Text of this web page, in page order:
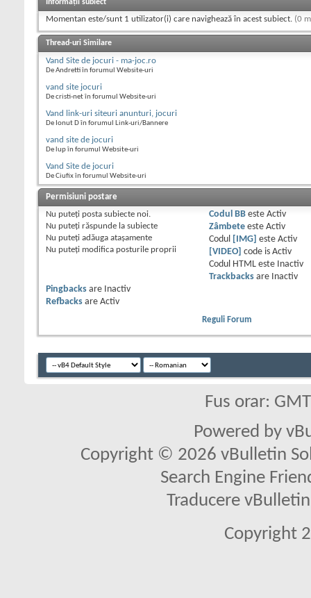
Informații subiect
Momentan este/sunt 1 utilizator(i) care navighează în acest subiect. (0
Thread-uri Similare
Vand Site de jocuri - ma-joc.ro
De Andretti în forumul Website-uri
vand site jocuri
De cristi-net în forumul Website-uri
Vand link-uri siteuri anunturi, jocuri
De Ionut D în forumul Link-uri/Bannere
vand site de jocuri
De lup în forumul Website-uri
Vand Site de jocuri
De Ciufix în forumul Website-uri
Permisiuni postare
Nu puteţi posta subiecte noi.
Nu puteţi răspunde la subiecte
Nu puteţi adăuga ataşamente
Nu puteţi modifica posturile proprii
Codul BBeste Activ
Zâmbeteeste Activ
Codul
[IMG] este Activ
[VIDEO]
code is Activ
Codul HTML este
Inactiv
Trackbacksare
Inactiv
Pingbacks are
Inactiv
Refbacks are Activ
Reguli Forum
Fus orar:
Powered by
Copyright © 2026 vBulletin
Search Engine
Traducere
Copyright